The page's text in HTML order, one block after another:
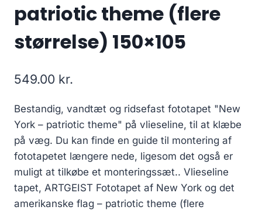
patriotic theme (flere
størrelse) 150×105
549.00 kr.
Bestandig, vandtæt og ridsefast fototapet "New
York – patriotic theme" på vlieseline, til at klæbe
på væg. Du kan finde en guide til montering af
fototapetet længere nede, ligesom det også er
muligt at tilkøbe et monteringssæt.. Vlieseline
tapet, ARTGEIST Fototapet af New York og det
amerikanske flag – patriotic theme (flere